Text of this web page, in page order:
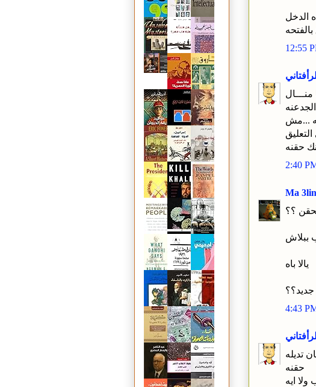
الدخل
12:55
منـــال
...مش
2:40
Ma
؟؟
ببلاش
يالا باه
جديد؟؟
4:43
تديله
حقنه